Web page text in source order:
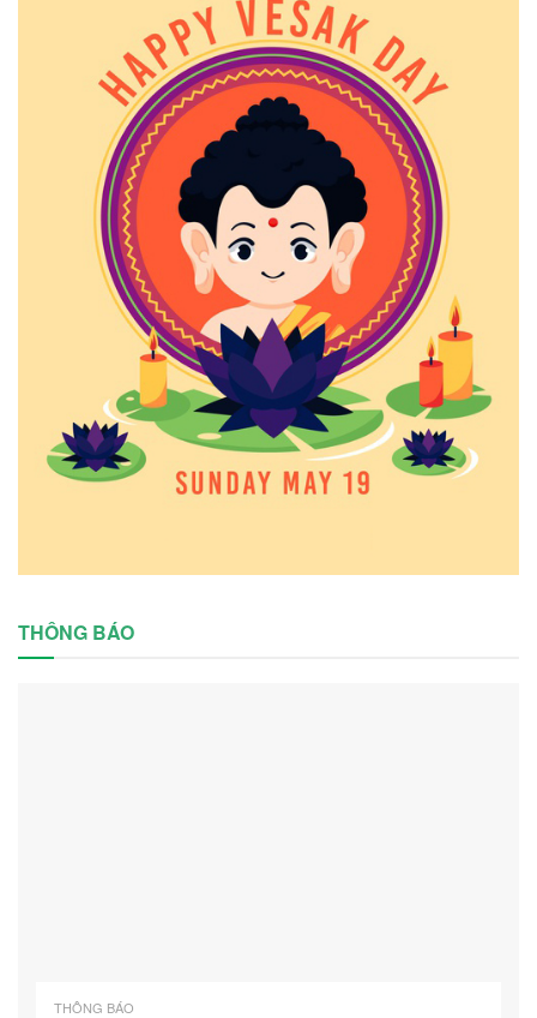
THÔNG BÁO
THÔNG BÁO